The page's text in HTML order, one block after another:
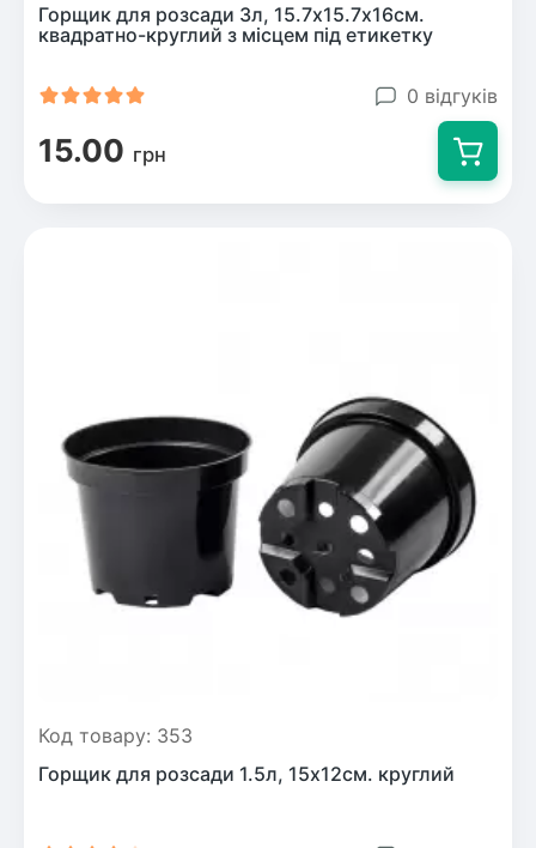
Горщик для розсади 3л, 15.7х15.7х16см.
квадратно-круглий з місцем під етикетку
0 відгуків
15.00 грн
Код товару: 353
Горщик для розсади 1.5л, 15х12см. круглий